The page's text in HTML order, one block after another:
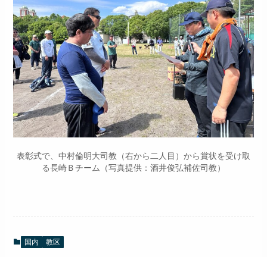
表彰式で、中村倫明大司教（右から二人目）から賞状を受け取
る長崎Ｂチーム（写真提供：酒井俊弘補佐司教）
国内 教区